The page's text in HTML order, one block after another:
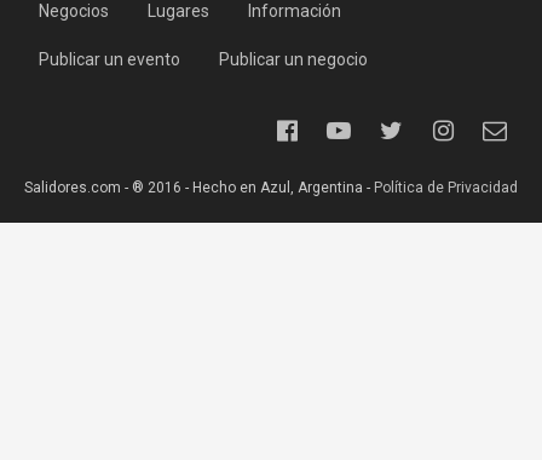
Negocios Lugares Información
Publicar un evento Publicar un negocio
Salidores.com - ® 2016 - Hecho en Azul, Argentina - Política de Privacidad